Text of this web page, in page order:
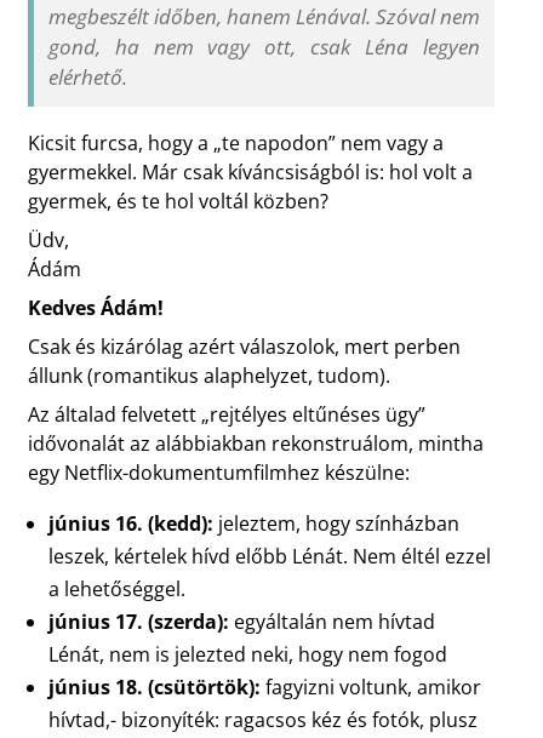
megbeszélt időben, hanem Lénával. Szóval nem
gond, ha nem vagy ott, csak Léna legyen
elérhető.
Kicsit furcsa, hogy a „te napodon” nem vagy a
gyermekkel. Már csak kíváncsiságból is: hol volt a
gyermek, és te hol voltál közben?
Üdv,
Ádám
Kedves Ádám!
Csak és kizárólag azért válaszolok, mert perben
állunk (romantikus alaphelyzet, tudom).
Az általad felvetett „rejtélyes eltűnéses ügy”
idővonalát az alábbiakban rekonstruálom, mintha
egy Netflix-dokumentumfilmhez készülne:
június 16. (kedd): jeleztem, hogy színházban
leszek, kértelek hívd előbb Lénát. Nem éltél ezzel
a lehetőséggel.
június 17. (szerda): egyáltalán nem hívtad
Lénát, nem is jelezted neki, hogy nem fogod
június 18. (csütörtök): fagyizni voltunk, amikor
hívtad,- bizonyíték: ragacsos kéz és fotók, plusz